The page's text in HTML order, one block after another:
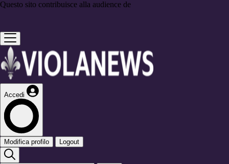
Questo sito contribuisce alla audience de
Accedi
Modifica profilo Logout